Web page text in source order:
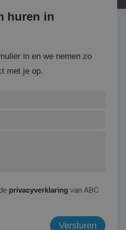
huren in
in en we nemen zo
met je op.
privacyverklaring van ABC